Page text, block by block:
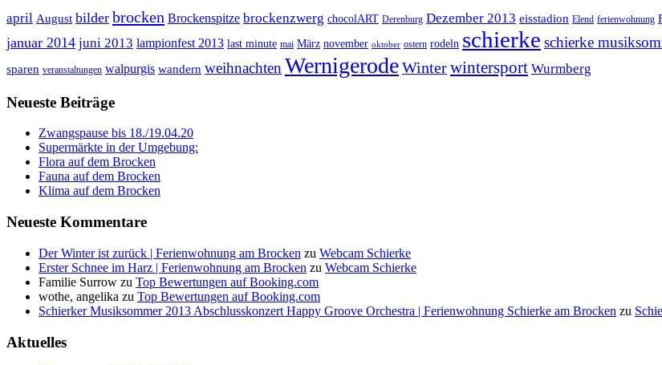
april August bilder brocken Brockenspitze brockenzwerg chocolART Derenburg Dezember 2013 eisstadion Elend ferienwohnung
januar 2014 juni 2013 lampionfest 2013 last minute mai März november oktober ostern rodeln schierke schierke
sparen veranstaltungen walpurgis wandern weihnachten WernigerodeWinterwintersport Wurmberg
Neueste Beiträge
Zwangspause bis 18./19.04.20
Supermärkte in der Umgebung:
Flora auf dem Brocken
Fauna auf dem Brocken
Klima auf dem Brocken
Neueste Kommentare
Der Winter ist zurück | Ferienwohnung am Brocken zu Webcam Schierke
Erster Schnee im Harz | Ferienwohnung am Brocken zu Webcam Schierke
Familie Surrow zu Top Bewertungen auf Booking.com
wothe, angelika zu Top Bewertungen auf Booking.com
Schierker Musiksommer 2013 Abschlusskonzert Happy Groove Orchestra | Ferienwohnung Schierke am Brocken zu
Aktuelles